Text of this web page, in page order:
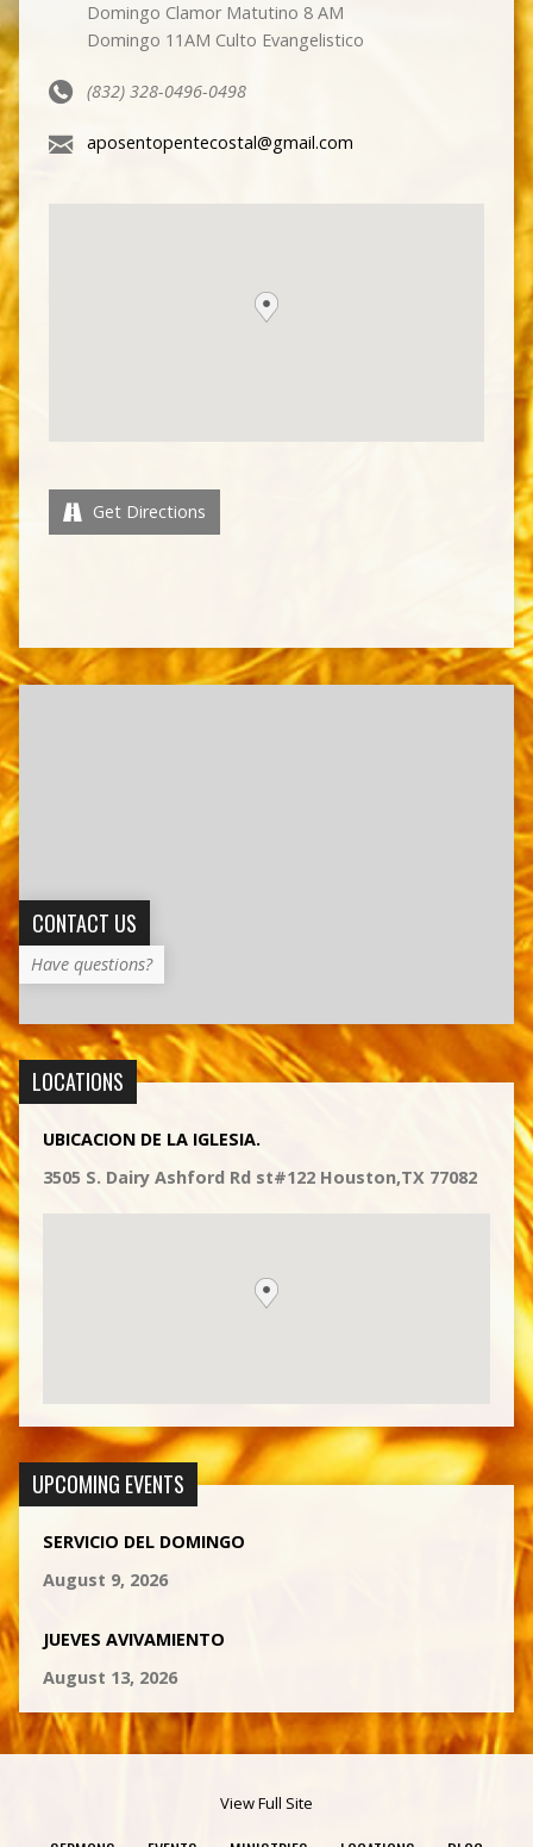
Domingo Clamor Matutino 8 AM
Domingo 11AM Culto Evangelistico
(832) 328-0496-0498
aposentopentecostal@gmail.com
Get Directions
CONTACT US
Have questions?
LOCATIONS
UBICACION DE LA IGLESIA.
3505 S. Dairy Ashford Rd st#122 Houston,TX 77082
UPCOMING EVENTS
SERVICIO DEL DOMINGO
August 9, 2026
JUEVES AVIVAMIENTO
August 13, 2026
View Full Site